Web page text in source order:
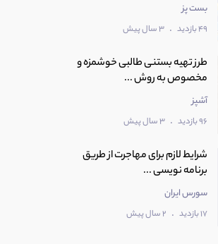
بست پز
49 بازدید . 3 سال پیش
طرز تهیه بستنی طالبی خوشمزه و
مخصوص به روش ...
آشپز
96 بازدید . 3 سال پیش
شرایط لازم برای مهاجرت از طریق
برنامه نویسی ...
سورس ایران
17 بازدید . 2 سال پیش